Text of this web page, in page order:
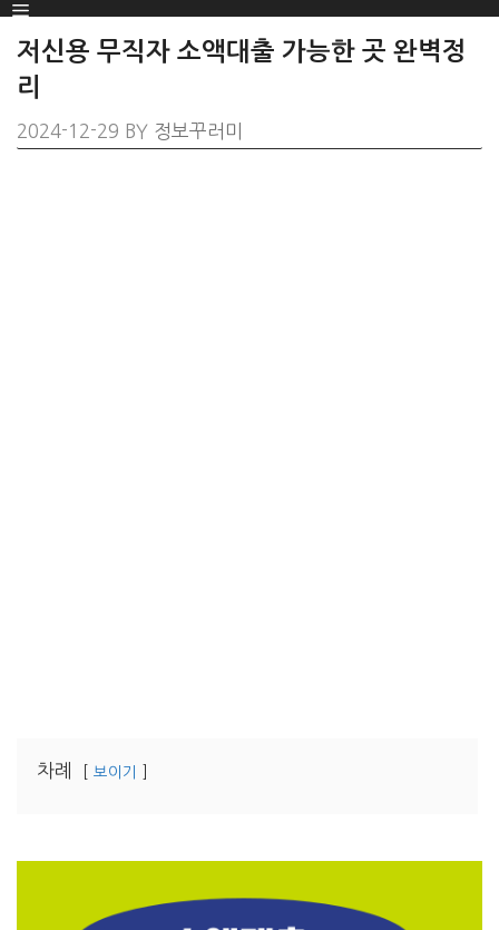
SKIP
TO
CONTENT
Menu
저신용 무직자 소액대출 가능한 곳 완벽정
리
2024-12-29 BY 정보꾸러미
차례 보이기